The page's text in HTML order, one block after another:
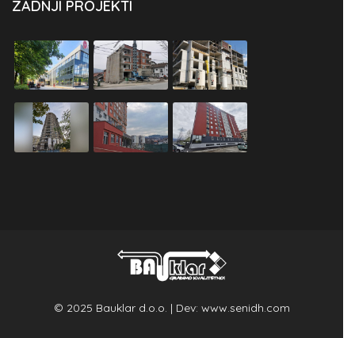
ZADNJI PROJEKTI
© 2025 Bauklar d.o.o. | Dev: www.senidh.com